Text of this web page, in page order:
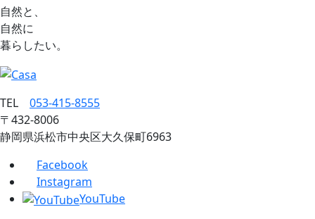
自然と、
自然に
暮らしたい。
TEL 053‐415‐8555
〒432‐8006
静岡県浜松市中央区大久保町6963
Facebook
Instagram
YouTube